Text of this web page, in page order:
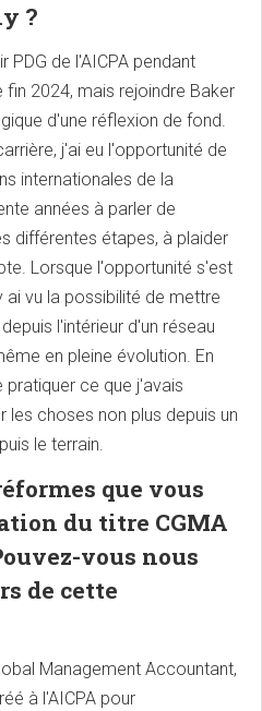
?
PDG de l'AICPA pendant
fin 2024, mais rejoindre Baker
d'une réflexion de fond.
j'ai eu l'opportunité de
internationales de la
années à parler de
différentes étapes, à plaider
Lorsque l'opportunité s'est
ai vu la possibilité de mettre
l'intérieur d'un réseau
en pleine évolution. En
ce que j'avais
les choses non plus depuis un
le terrain.
que vous
du titre CGMA
vous nous
de cette
Management Accountant,
à l'AICPA pour